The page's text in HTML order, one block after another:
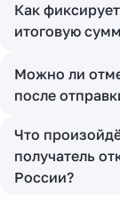
Как
итоговую
Можно ли
после
Что
получатель
России?